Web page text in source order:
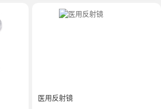
医用反射镜